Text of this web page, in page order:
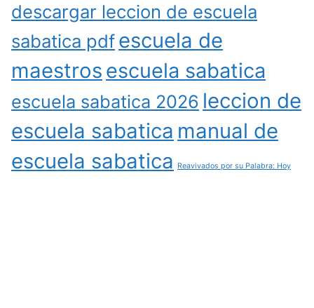
descargar leccion de escuela
sabatica pdfescuela de
maestros escuela sabatica
escuela sabatica 2026 leccion de
escuela sabatica manual de
escuela sabatica
Reavivados por su Palabra: Hoy